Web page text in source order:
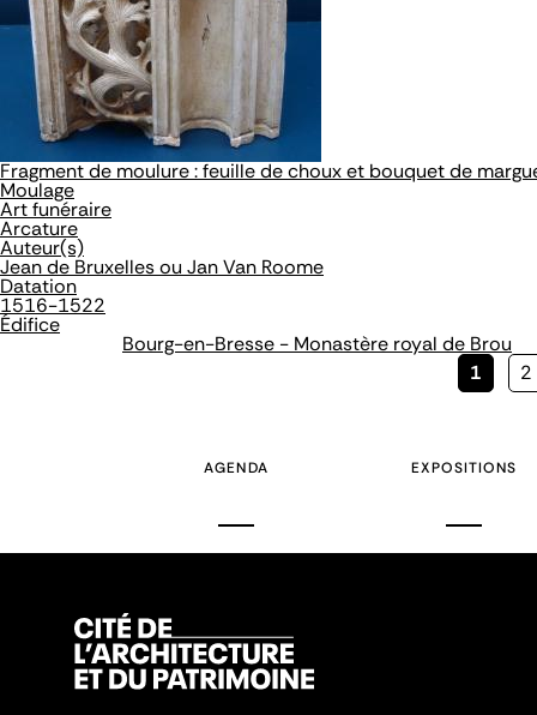
Fragment de moulure : feuille de choux et bouquet de
Moulage
Art funéraire
Arcature
Auteur(s)
Jean de Bruxelles ou Jan Van Roome
Datation
1516-1522
Édifice
Bourg-en-Bresse - Monastère royal de Brou
Page
1 2
AGENDA EXPOSITIONS